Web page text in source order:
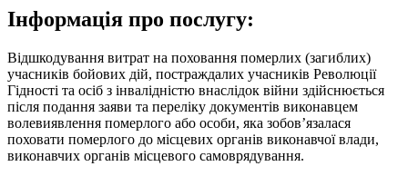
Інформація про послугу:
Відшкодування витрат на поховання померлих (загиблих)
учасників бойових дій, постраждалих учасників Революції
Гідності та осіб з інвалідністю внаслідок війни здійснюється
після подання заяви та переліку документів виконавцем
волевиявлення померлого або особи, яка зобов’язалася
поховати померлого до місцевих органів виконавчої влади,
виконавчих органів місцевого самоврядування.